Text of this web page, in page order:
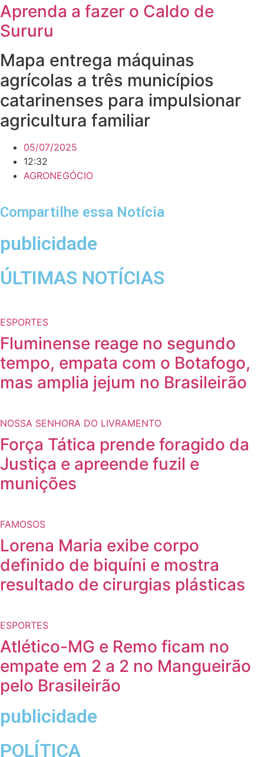
Aprenda a fazer o Caldo de
Sururu
Mapa entrega máquinas
agrícolas a três municípios
catarinenses para impulsionar
agricultura familiar
05/07/2025
12:32
AGRONEGÓCIO
Compartilhe essa Notícia
publicidade
ÚLTIMAS NOTÍCIAS
ESPORTES
Fluminense reage no segundo
tempo, empata com o Botafogo,
mas amplia jejum no Brasileirão
NOSSA SENHORA DO LIVRAMENTO
Força Tática prende foragido da
Justiça e apreende fuzil e
munições
FAMOSOS
Lorena Maria exibe corpo
definido de biquíni e mostra
resultado de cirurgias plásticas
ESPORTES
Atlético-MG e Remo ficam no
empate em 2 a 2 no Mangueirão
pelo Brasileirão
publicidade
POLÍTICA